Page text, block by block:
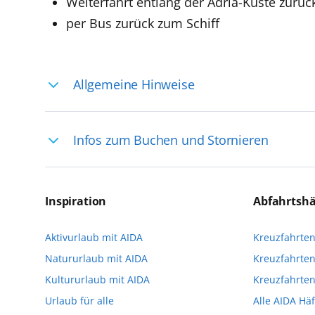
per Bus zurück zum Schiff
Allgemeine Hinweise
selten, sodass dort englischsprachige
das Reiseerlebnis
Infos zum Buchen und Stornieren
Reservierungsanfrage über aida.de/
Verfügung stehen. Deshalb empfehlen
vorzunehmen.
Inspiration
Aktivurlaub mit AIDA
Natururlaub mit AIDA
Kultururlaub mit AIDA
Urlaub für alle
Alle AIDA